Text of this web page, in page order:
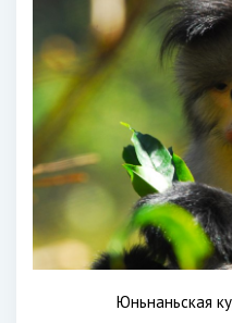
Юньнаньская